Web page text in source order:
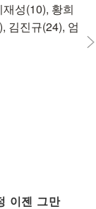
성(10), 황희
김진규(24), 엄